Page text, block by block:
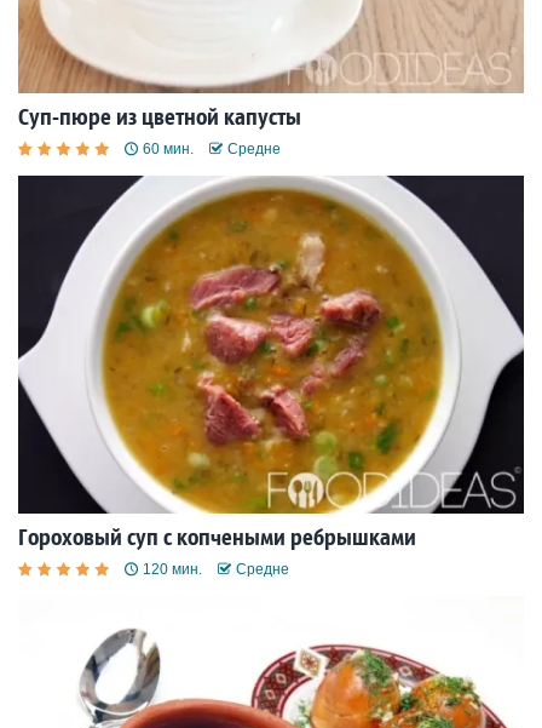
Суп-пюре из цветной капусты
60 мин. Средне
Гороховый суп с копчеными ребрышками
120 мин. Средне